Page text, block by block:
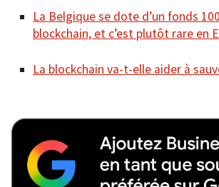
La Belgique se dote d’un fonds
blockchain, et c’est plutôt rare en
La blockchain va-t-elle aider à